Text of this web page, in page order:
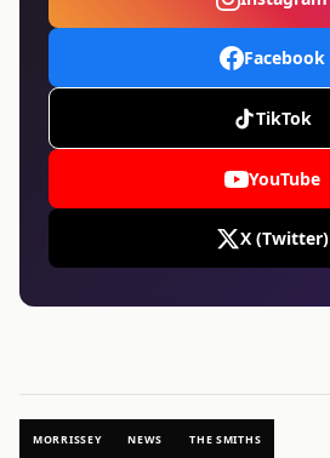
Facebook
TikTok
YouTube
X (Twitter)
MORRISSEY NEWS THE SMITHS